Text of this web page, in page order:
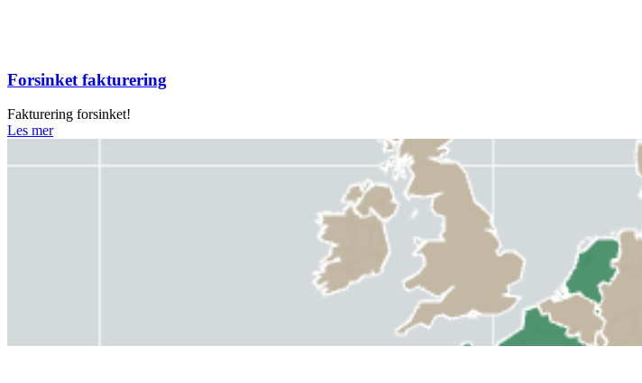
Forsinket fakturering
Fakturering forsinket!
Les mer